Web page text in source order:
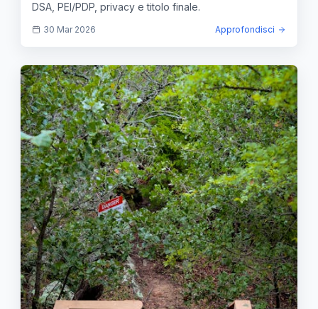
DSA, PEI/PDP, privacy e titolo finale.
30 Mar 2026 Approfondisci